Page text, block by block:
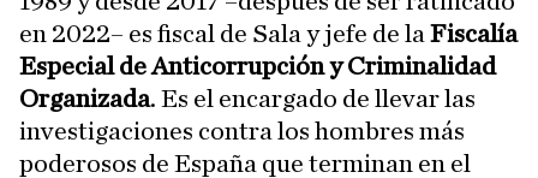
en 2022– es fiscal de Sala y jefe de la Fiscalía
Especial de Anticorrupción y Criminalidad
Organizada. Es el encargado de llevar las
investigaciones contra los hombres más
poderosos de España que terminan en el